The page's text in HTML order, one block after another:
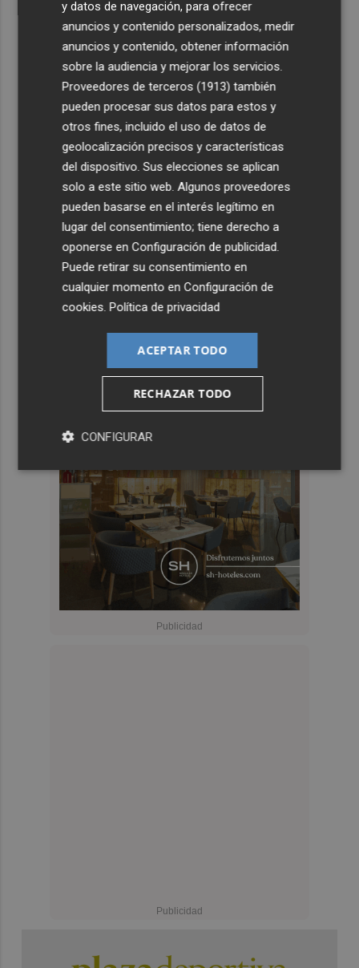
y datos de navegación, para ofrecer
anuncios y contenido personalizados, medir
anuncios y contenido, obtener información
sobre la audiencia y mejorar los servicios.
Proveedores de terceros (1913) también
pueden procesar sus datos para estos y
otros fines, incluido el uso de datos de
geolocalización precisos y características
del dispositivo. Sus elecciones se aplican
solo a este sitio web. Algunos proveedores
pueden basarse en el interés legítimo en
lugar del consentimiento; tiene derecho a
oponerse enConfiguración de publicidad
Puede retirar su consentimiento en
cualquier momento enConfiguración de
cookies .Política de privacidad
ACEPTAR TODO
RECHAZAR TODO
CONFIGURAR